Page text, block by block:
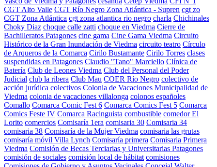
CGT Alto Valle CGT Río Negro Zona Atlántica - Supren cgt zo
CGT Zona Atlántica cgt zona atlantica rio negro charla Chichinales
Choky Diaz choque calle zatti choque en Viedma Cierre de
Bachilleratos Patagones cine gama Cine Gama Viedma Circuito
Histórico de la Gran Inundación de Viedma circuito teatro Círculo
de Arqueros de la Comarca Cirilo Bustamante Cirilo Torres clases
suspendidas en Patagones Claudio "Tano" Marciello Clínica de
Batería Club de Leones Viedma Club del Personal del Poder
Judicial club la ribera Club Mau COER Río Negro colectivo de
acción jurídica colectivos Colonia de Vacaciones Municipalidad de
Viedma colonia de vacaciones villalonga colonos españoles
Comallo Comarca Comic Fest 6 Comarca Comics Fest 5 Comarca
Comics Feste IV Comarca Racinguista combustible comedor El
Lorito comercios Comisaría 1era comisaria 30 Comisaria 34
comisaria 38 Comisaría de la Mujer Viedma comisaria las grutas
comisaría móvil Villa Lynch Comisaría primera Comisaria Primera
Viedma Comisión de Becas Terciarias y Universitarias Patagones
comisión de sociales comisión local de hábitat comisiones